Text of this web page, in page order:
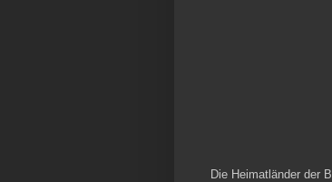
Die Heimatländer der